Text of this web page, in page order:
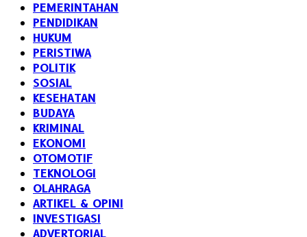
PEMERINTAHAN
PENDIDIKAN
HUKUM
PERISTIWA
POLITIK
SOSIAL
KESEHATAN
BUDAYA
KRIMINAL
EKONOMI
OTOMOTIF
TEKNOLOGI
OLAHRAGA
ARTIKEL & OPINI
INVESTIGASI
ADVERTORIAL